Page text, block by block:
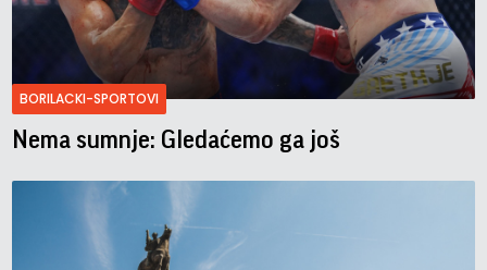
BORILACKI-SPORTOVI
Nema sumnje: Gledaćemo ga još